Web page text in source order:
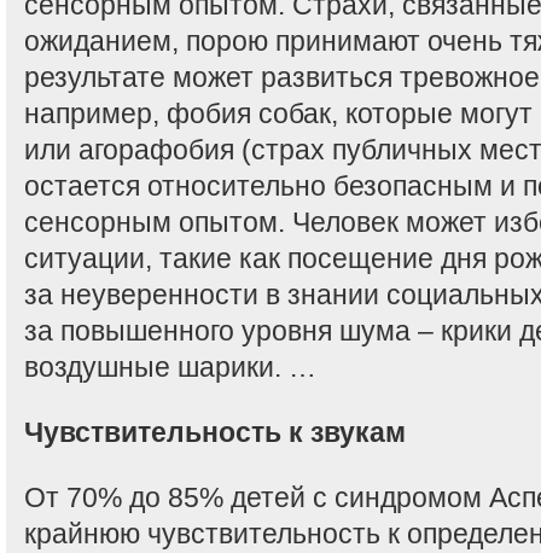
ожиданием, порою принимают очень
результате может развиться
например, фобия собак, которые
или агорафобия (страх публичных
остается относительно безопасным и
сенсорным опытом. Человек может
ситуации, такие как посещение дня
за неуверенности в знании
за повышенного уровня шума – крики
воздушные шарики. …
Чувствительность к звукам
От 70% до 85% детей с синдромом
крайнюю чувствительность к